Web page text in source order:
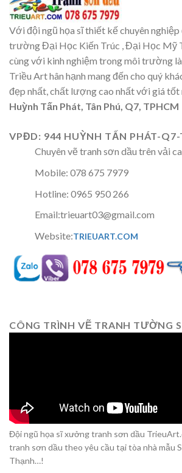
Với đội ngũ họa sĩ thiết kế chuyên
trường Đại Học Kiến Trúc , Đại Học Mỹ
cùng với kinh nghiệm trong môi trường
Triều Art hân hạnh mang đến cho quý
đẹp nhất, chất lượng cao nhất với giá tốt
Huỳnh Tấn Phát, Tân Phú, Q7, TPHCM
VPĐD: 944 HUỲNH TẤN PHÁT-Q7-
Chuyên vẽ tranh sơn dầu trên vải
Mobile: 078 675 7979
Hotline: 0965 950 266
Email:trieuart03@gmail.com
Website:TRIEUART.COM
CÔNG TRÌNH VẼ TRANH TƯỜNG
Đội ngũ họa sĩ xưởng tranh sơn dầu
tranh sơn dầu theo yêu cầu tại tòa nhà mẫu
Thạnh…!